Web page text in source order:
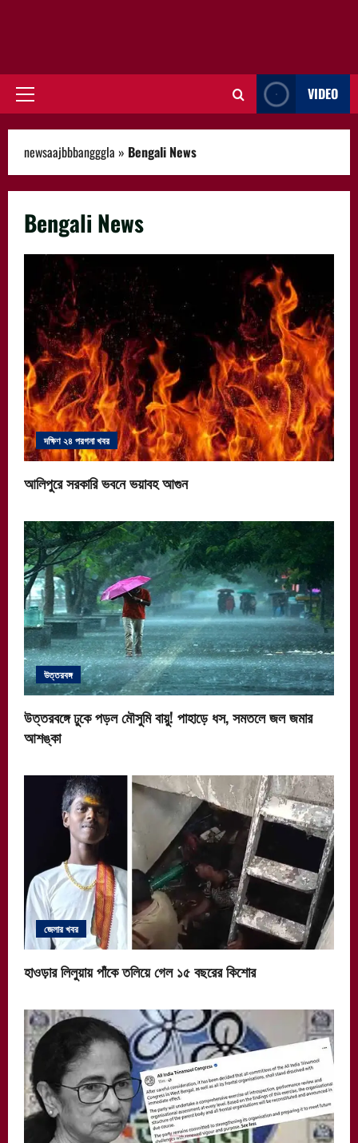
Primary
VIDEO
newsaajbbbangggla » Bengali News
Bengali News
দক্ষিণ ২৪ পরগনা খবর
আলিপুরে সরকারি ভবনে ভয়াবহ আগুন
উত্তরবঙ্গ
উত্তরবঙ্গে ঢুকে পড়ল মৌসুমি বায়ু! পাহাড়ে ধস, সমতলে জল জমার
আশঙ্কা
জেলার খবর
হাওড়ার লিলুয়ায় পাঁকে তলিয়ে গেল ১৫ বছরের কিশোর